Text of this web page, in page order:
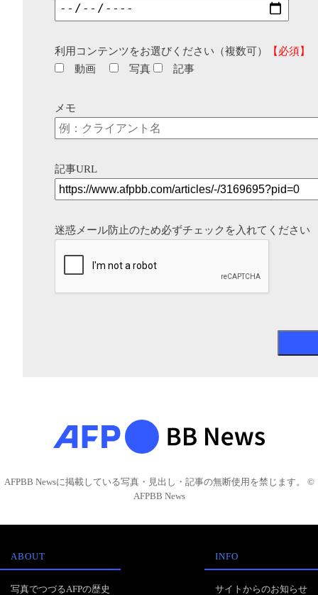
利用コンテンツをお選びください（複数可）
【必須】
動画
写真 記事
メモ
記事URL
迷惑メール防止のため必ずチェックを入れてください
AFPBB Newsに掲載している写真・見出し・記事の無断使用を禁じます。 ©
AFPBB News
ABOUT
写真でつづるAFPの歴史
INFO
サイトからのお知らせ